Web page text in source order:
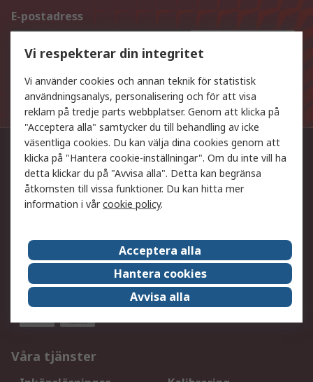
E-postadress
De personuppgifter som du lämnar när du anmäler dig
till nyhetsbrevet kommer att behandlas i enlighet med
vårintegritetspolicy.
Kontakta oss
0771-45 89 00
kund@rsonline.se
Följ oss på
Vi accepterar
Våra tjänster
Vi respekterar din integritet
Vi använder cookies och annan teknik för statistisk
användningsanalys, personalisering och för att visa
reklam på tredje parts webbplatser. Genom att klicka på
"Acceptera alla" samtycker du till behandling av icke
väsentliga cookies. Du kan välja dina cookies genom att
klicka på "Hantera cookie-inställningar". Om du inte vill ha
detta klickar du på "Avvisa alla". Detta kan begränsa
åtkomsten till vissa funktioner. Du kan hitta mer
information i vårcookie policy.
Acceptera alla
Hantera cookies
Avvisa alla